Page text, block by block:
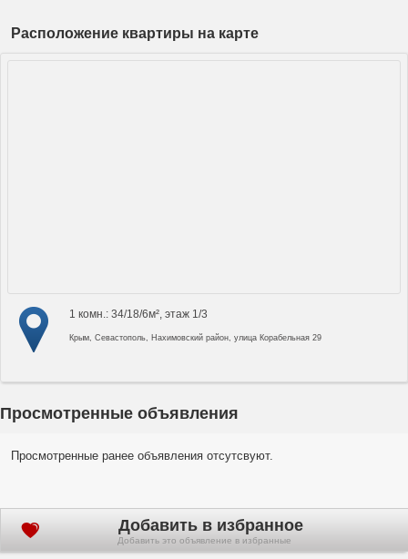
Расположение квартиры на карте
1 комн.: 34/18/6м², этаж 1/3
Крым, Севастополь, Нахимовский район, улица Корабельная 29
Просмотренные объявления
Просмотренные ранее объявления отсутсвуют.
Добавить в избранное
Добавить это объявление в избранные